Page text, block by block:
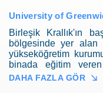
University of
Birleşik Krallık'ın
bölgesinde yer alan
yükseköğretim
binada eğitim
geçmişe sahiptir. QS
DAHA FAZLA GÖR